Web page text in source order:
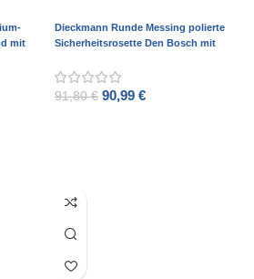
mit
Dieckmann Runde Messing polierte
Sicherheitsrosette Den Bosch mit
91,80€ 90,99 €